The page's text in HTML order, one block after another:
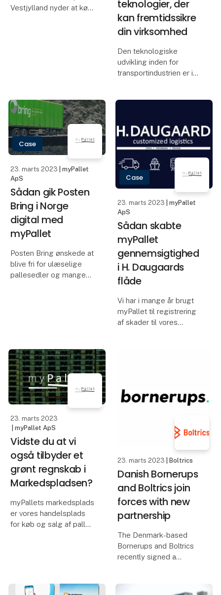
Vestjylland nyder at køre
teknologier, der
kan fremtidssikre
din virksomhed
Den teknologiske
udvikling inden for
transportindustrien er i
virksomhed og
forretningsmodeller,
kommer hele tiden til.
Spø
Case
23. marts 2023
| myPallet
ApS
Sådan gik Posten
Bring i Norge
digital med
myPallet
Posten Bring ønskede at
blive fri for ulæselige
pallesedler og mange
myPallet emballagesty
Case
23. marts 2023
| myPallet
ApS
Sådan skabte
myPallet
gennemsigtighed
i H. Daugaards
flåde
Vi har i mange år brugt
myPallet til registrering
af skader til vores
en rapport for hver
23. marts 2023
| myPallet ApS
Vidste du at vi
også tilbyder et
grønt regnskab i
Markedspladsen?
myPallets markedsplads
er vores handelsplads
for køb og salg af paller
op i at få genanvendt så
23. marts 2023 | Boltrics
Danish Bornerups
and Boltrics join
forces with new
partnership
The Denmark-based
Bornerups and Boltrics
recently signed a